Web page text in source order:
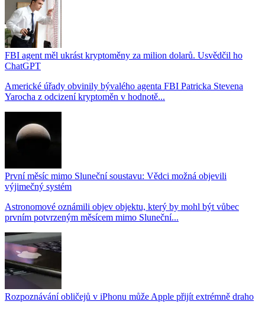
FBI agent měl ukrást kryptoměny za milion dolarů. Usvědčil ho
ChatGPT
Americké úřady obvinily bývalého agenta FBI Patricka Stevena
Yarocha z odcizení kryptoměn v hodnotě...
První měsíc mimo Sluneční soustavu: Vědci možná objevili
výjimečný systém
Astronomové oznámili objev objektu, který by mohl být vůbec
prvním potvrzeným měsícem mimo Sluneční...
Rozpoznávání obličejů v iPhonu může Apple přijít extrémně draho